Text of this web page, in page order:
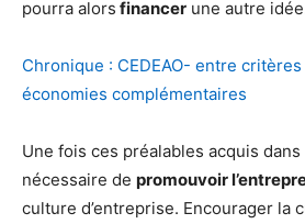
pourra alors financer une autre
Chronique : CEDEAO- entre
économies complémentaires
Une fois ces préalables acquis
nécessaire de promouvoir
culture d’entreprise. Encourager la